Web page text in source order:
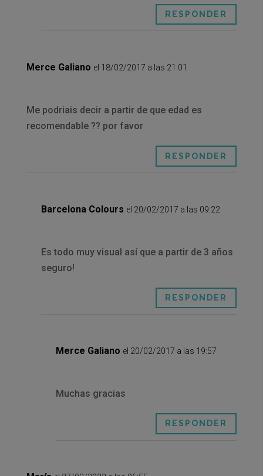
RESPONDER
Merce Galiano el 18/02/2017 a las 21:01
Me podriais decir a partir de que edad es
recomendable ?? por favor
RESPONDER
Barcelona Colours el 20/02/2017 a las 09:22
Es todo muy visual así que a partir de 3 años
seguro!
RESPONDER
Merce Galiano el 20/02/2017 a las 19:57
Muchas gracias
RESPONDER